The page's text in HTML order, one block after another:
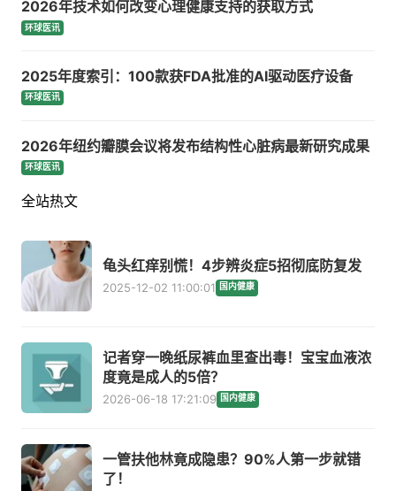
2026年技术如何改变心理健康支持的获取方式
环球医讯
2025年度索引：100款获FDA批准的AI驱动医疗设备
环球医讯
2026年纽约瓣膜会议将发布结构性心脏病最新研究成果
环球医讯
全站热文
龟头红痒别慌！4步辨炎症5招彻底防复发
2025-12-02 11:00:01 国内健康
记者穿一晚纸尿裤血里查出毒！宝宝血液浓
度竟是成人的5倍？
2026-06-18 17:21:09 国内健康
一管扶他林竟成隐患？90%人第一步就错
了！